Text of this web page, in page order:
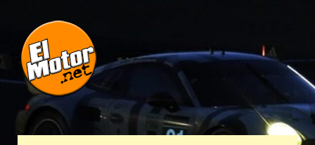
El Motor punto
Net
Automóviles